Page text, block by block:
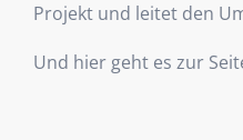
Projekt und leitet den
Und hier geht es zur